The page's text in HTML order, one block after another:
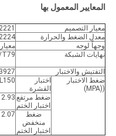
المعايير المعمول بها
معيار التصميم
معدل الضغط والحرارة
وجهاً لوجه
نهايات الشبكة
T79
التفتيش والاختبار
ضغط الاختبار
((MPA)
اختبار
القشرة
ضغط مرتفع
اختبار الختم
2.93
ضغط
منخفض
اختبار الختم
2.07